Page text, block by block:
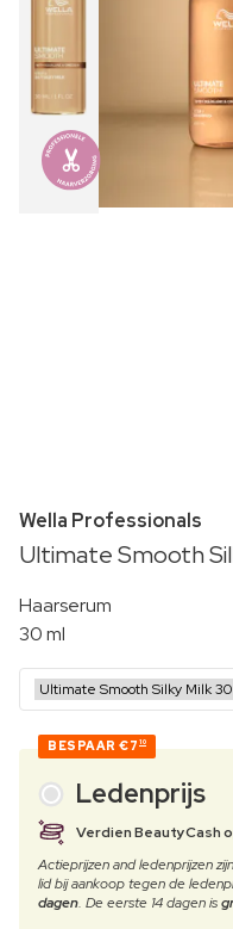
Wella Professionals
Ultimate Smooth
Haarserum
30 ml
BESPAAR €7 10
Ledenprijs
Verdien BeautyCash
Actieprijzen and ledenprijzen
lid bij aankoop tegen de
dagen. De eerste 14 dagen is